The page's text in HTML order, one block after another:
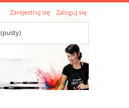
Zarejestruj się Zaloguj się
(pusty)